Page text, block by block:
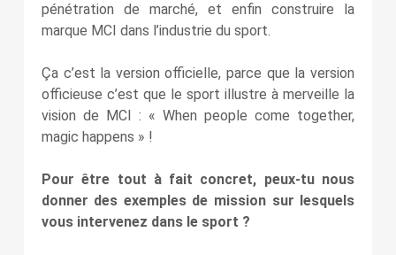
pénétration de marché, et enfin construire la
marque MCI dans l’industrie du sport.
Ça c’est la version officielle, parce que la version
officieuse c’est que le sport illustre à merveille la
vision de MCI : « When people come together,
magic happens » !
Pour être tout à fait concret, peux-tu nous
donner des exemples de mission sur lesquels
vous intervenez dans le sport ?